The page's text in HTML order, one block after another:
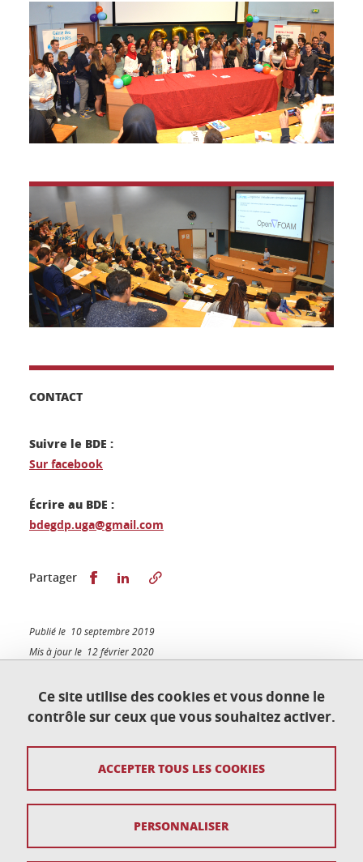
CONTACT
Suivre le BDE :
Sur facebook
Écrire au BDE :
bdegdp.uga@gmail.com
Partager Partager sur Facebook
Partager sur LinkedIn
Publié le 10 septembre 2019
Mis à jour le 12 février 2020
Contact
Crédits
Ce site utilise des cookies et vous donne le
contrôle sur ceux que vous souhaitez activer.
ACCEPTER TOUS LES COOKIES
PERSONNALISER